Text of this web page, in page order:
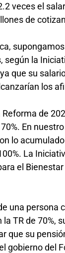
veces el
de
la
que su
los
de
En
lo
La
el
una persona
TR de 70%,
que su
gobierno del